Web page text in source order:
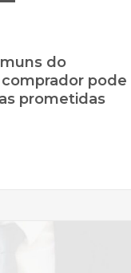
do
pode
prometidas